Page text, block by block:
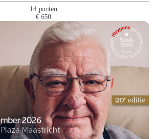
14 punten
€ 650